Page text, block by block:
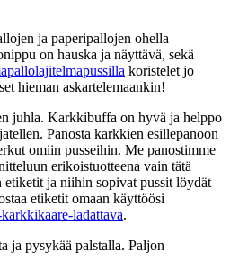
ja paperipallojen ohella
on hauska ja näyttävä, sekä
koristelet jo
hieman askartelemaankin!
juhla. Karkkibuffa on hyvä ja helppo
Panosta karkkien esillepanoon
omiin pusseihin. Me panostimme
erikoistuotteena vain tätä
etiketit ja niihin sopivat pussit löydät
etiketit omaan käyttöösi
ladattava.
ja pysykää palstalla. Paljon